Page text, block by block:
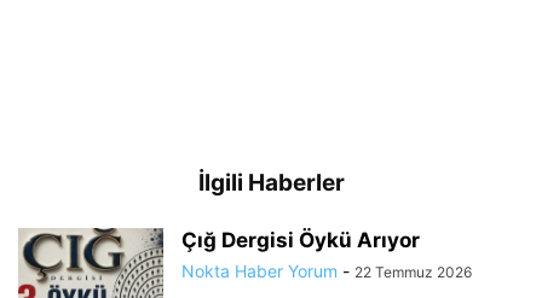
İlgili Haberler
Çığ Dergisi Öykü Arıyor
Nokta Haber Yorum - 22 Temmuz 2026